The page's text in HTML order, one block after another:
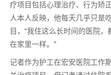
疗项目包括心理治疗、行为矫
人本人反映，他每天几乎只是
目，“我住这么长时间的医院
在家里一样。”
记者作为护工在宏安医院工作